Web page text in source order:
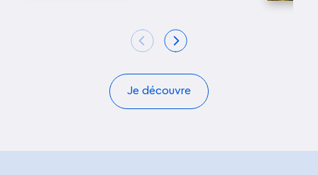
Je découvre